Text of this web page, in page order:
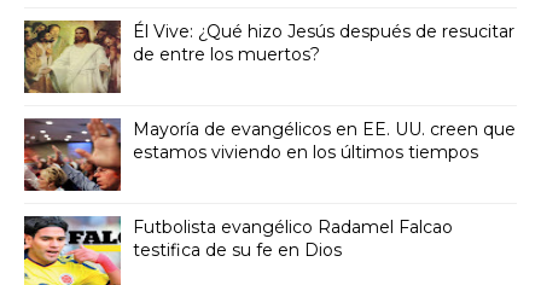
Él Vive: ¿Qué hizo Jesús después de resucitar
de entre los muertos?
Mayoría de evangélicos en EE. UU. creen que
estamos viviendo en los últimos tiempos
Futbolista evangélico Radamel Falcao
testifica de su fe en Dios